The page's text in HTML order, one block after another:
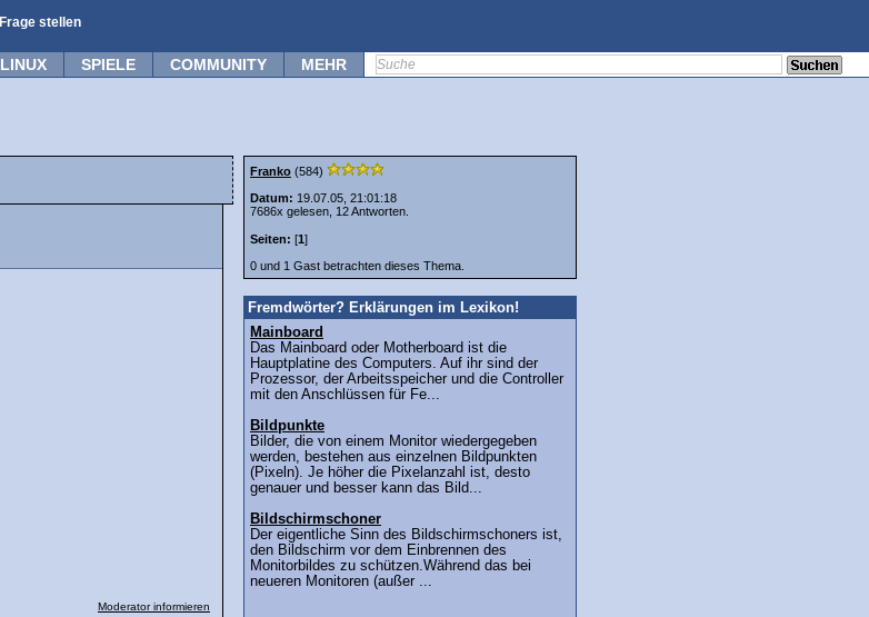
Frage stellen
LINUX SPIELE COMMUNITY MEHR
Moderator informieren
Franko (584)
Datum: 19.07.05, 21:01:18
7686x gelesen, 12 Antworten.
Seiten: [1]
0 und 1 Gast betrachten dieses Thema.
Fremdwörter? Erklärungen im Lexikon!
Mainboard
Das Mainboard oder Motherboard ist die
Hauptplatine des Computers. Auf ihr sind der
Prozessor, der Arbeitsspeicher und die Controller
mit den Anschlüssen für Fe...
Bildpunkte
Bilder, die von einem Monitor wiedergegeben
werden, bestehen aus einzelnen Bildpunkten
(Pixeln). Je höher die Pixelanzahl ist, desto
genauer und besser kann das Bild...
Bildschirmschoner
Der eigentliche Sinn des Bildschirmschoners ist,
den Bildschirm vor dem Einbrennen des
Monitorbildes zu schützen.Während das bei
neueren Monitoren (außer ...